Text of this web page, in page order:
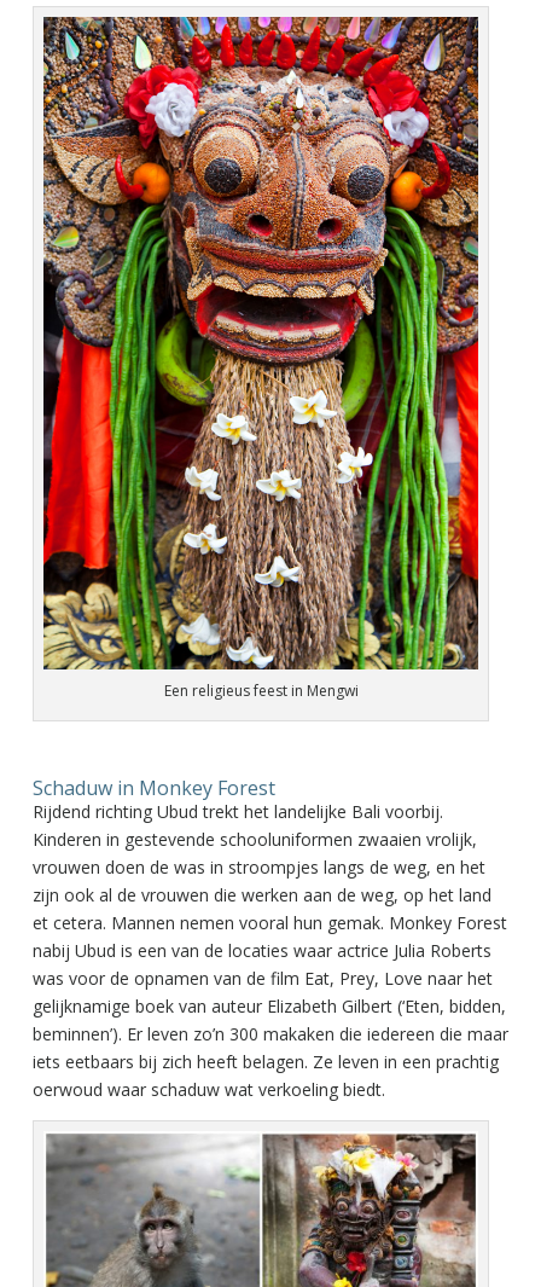
Een religieus feest in Mengwi
Schaduw in Monkey Forest
Rijdend richting Ubud trekt het landelijke Bali voorbij.
Kinderen in gestevende schooluniformen zwaaien vrolijk,
vrouwen doen de was in stroompjes langs de weg, en het
zijn ook al de vrouwen die werken aan de weg, op het land
et cetera. Mannen nemen vooral hun gemak. Monkey Forest
nabij Ubud is een van de locaties waar actrice Julia Roberts
was voor de opnamen van de film Eat, Prey, Love naar het
gelijknamige boek van auteur Elizabeth Gilbert (‘Eten, bidden,
beminnen’). Er leven zo’n 300 makaken die iedereen die maar
iets eetbaars bij zich heeft belagen. Ze leven in een prachtig
oerwoud waar schaduw wat verkoeling biedt.